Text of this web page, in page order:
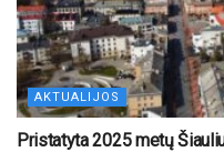
AKTUALIJOS
Pristatyta 2025 metų